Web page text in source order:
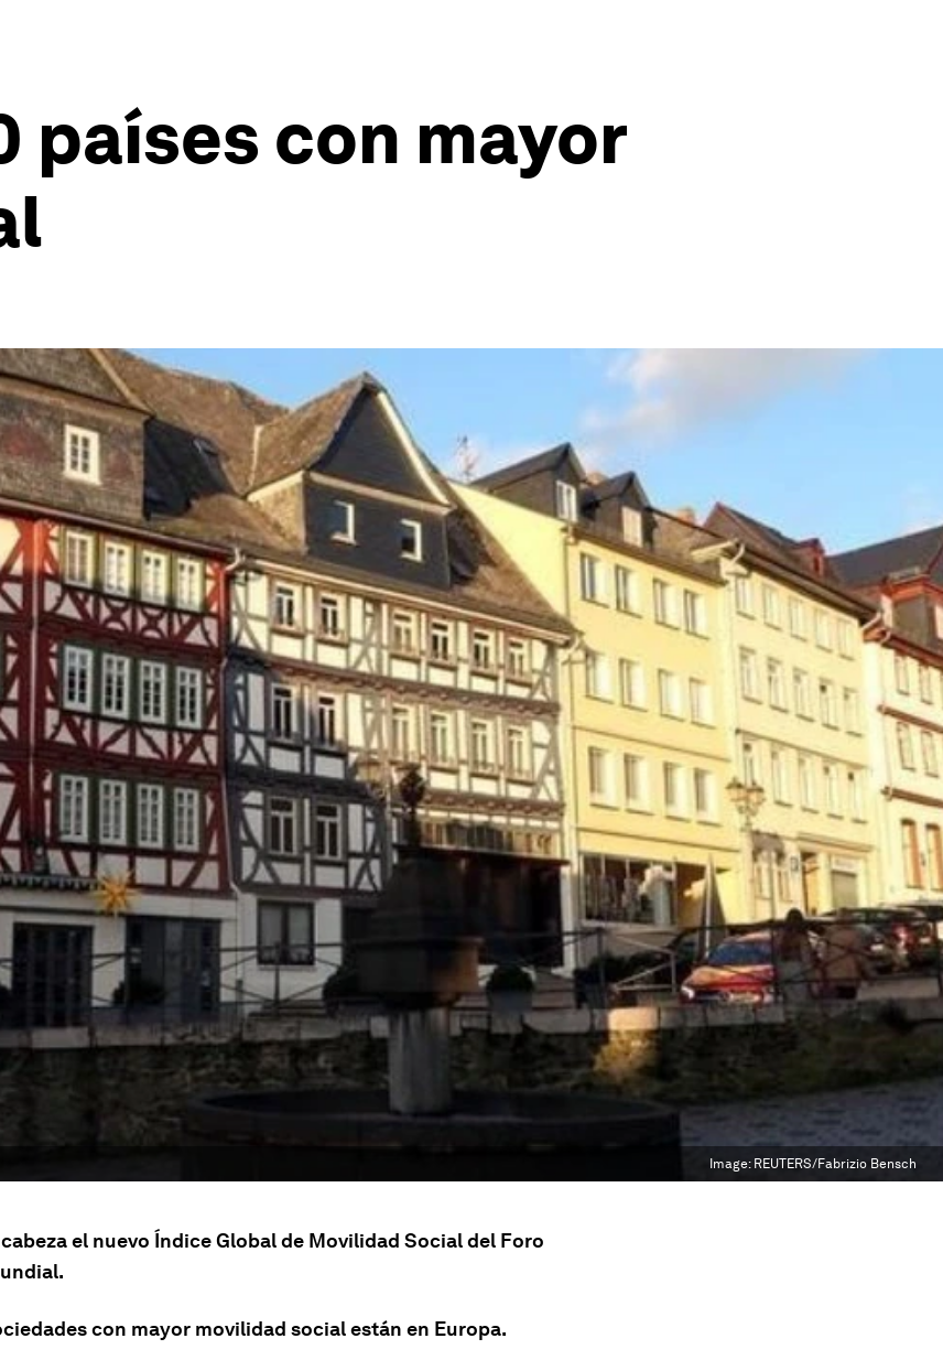
países con mayor
Image: REUTERS/Fabrizio Bensch
el nuevo Índice Global de Movilidad Social del Foro
con mayor movilidad social están en Europa.